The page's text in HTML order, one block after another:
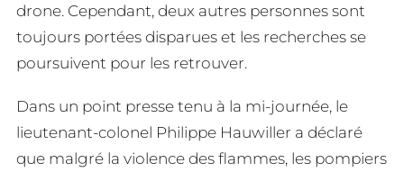
drone. Cependant, deux autres personnes sont
toujours portées disparues et les recherches se
poursuivent pour les retrouver.
Dans un point presse tenu à la mi-journée, le
lieutenant-colonel Philippe Hauwiller a déclaré
que malgré la violence des flammes, les pompiers